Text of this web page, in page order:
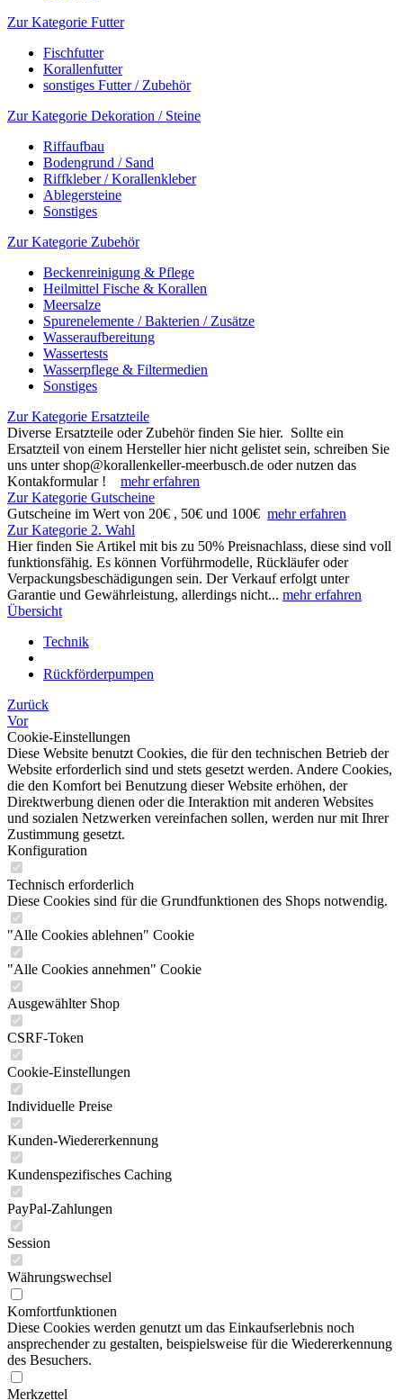
Zur Kategorie Futter
Fischfutter
Korallenfutter
sonstiges Futter / Zubehör
Zur Kategorie Dekoration / Steine
Riffaufbau
Bodengrund / Sand
Riffkleber / Korallenkleber
Ablegersteine
Sonstiges
Zur Kategorie Zubehör
Beckenreinigung & Pflege
Heilmittel Fische & Korallen
Meersalze
Spurenelemente / Bakterien / Zusätze
Wasseraufbereitung
Wassertests
Wasserpflege & Filtermedien
Sonstiges
Zur Kategorie Ersatzteile
Diverse Ersatzteile oder Zubehör finden Sie hier. Sollte ein
Ersatzteil von einem Hersteller hier nicht gelistet sein, schreiben Sie
uns unter shop@korallenkeller-meerbusch.de oder nutzen das
Kontakformular ! mehr erfahren
Zur Kategorie Gutscheine
Gutscheine im Wert von 20€ , 50€ und 100€ mehr erfahren
Zur Kategorie 2. Wahl
Hier finden Sie Artikel mit bis zu 50% Preisnachlass, diese sind voll
funktionsfähig. Es können Vorführmodelle, Rückläufer oder
Verpackungsbeschädigungen sein. Der Verkauf erfolgt unter
Garantie und Gewährleistung, allerdings nicht... mehr erfahren
Übersicht
Technik
Rückförderpumpen
Zurück
Vor
Cookie-Einstellungen
Diese Website benutzt Cookies, die für den technischen Betrieb der
Website erforderlich sind und stets gesetzt werden. Andere Cookies,
die den Komfort bei Benutzung dieser Website erhöhen, der
Direktwerbung dienen oder die Interaktion mit anderen Websites
und sozialen Netzwerken vereinfachen sollen, werden nur mit Ihrer
Zustimmung gesetzt.
Konfiguration
Technisch erforderlich
Diese Cookies sind für die Grundfunktionen des Shops notwendig.
"Alle Cookies ablehnen" Cookie
"Alle Cookies annehmen" Cookie
Ausgewählter Shop
CSRF-Token
Cookie-Einstellungen
Individuelle Preise
Kunden-Wiedererkennung
Kundenspezifisches Caching
PayPal-Zahlungen
Session
Währungswechsel
Komfortfunktionen
Diese Cookies werden genutzt um das Einkaufserlebnis noch
ansprechender zu gestalten, beispielsweise für die Wiedererkennung
des Besuchers.
Merkzettel